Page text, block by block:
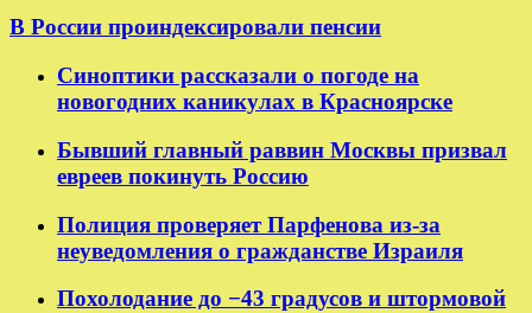
В России проиндексировали пенсии
Синоптики рассказали о погоде на
новогодних каникулах в Красноярске
Бывший главный раввин Москвы призвал
евреев покинуть Россию
Полиция проверяет Парфенова из-за
неуведомления о гражданстве Израиля
Похолодание до −43 градусов и штормовой